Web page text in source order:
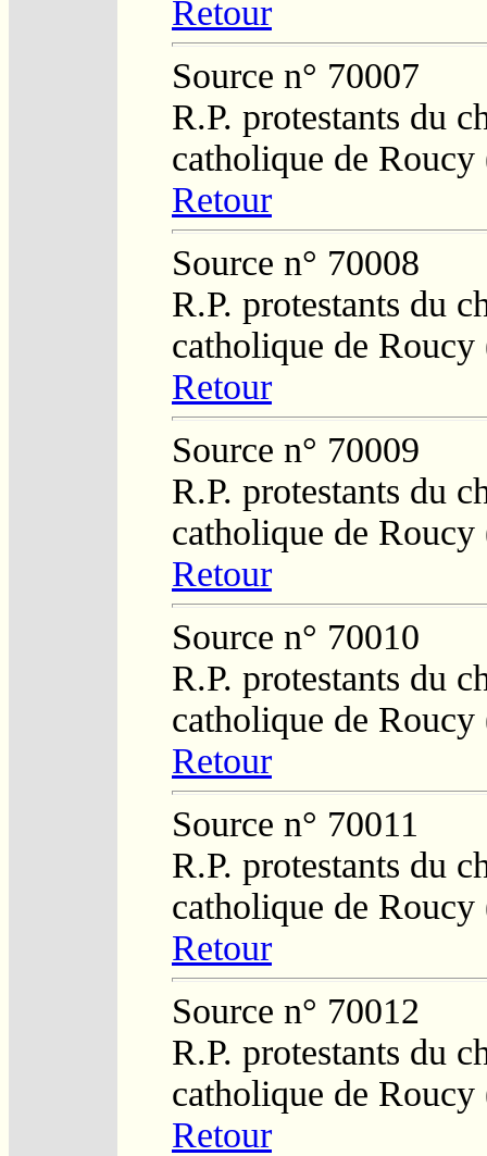
Retour
Source n° 70007
R.P. protestants du
catholique de Roucy
Retour
Source n° 70008
R.P. protestants du
catholique de Roucy
Retour
Source n° 70009
R.P. protestants du
catholique de Roucy
Retour
Source n° 70010
R.P. protestants du
catholique de Roucy
Retour
Source n° 70011
R.P. protestants du
catholique de Roucy
Retour
Source n° 70012
R.P. protestants du
catholique de Roucy
Retour